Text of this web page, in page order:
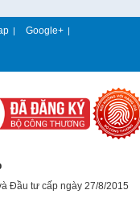
| Google+ |
Đầu tư cấp ngày 27/8/2015